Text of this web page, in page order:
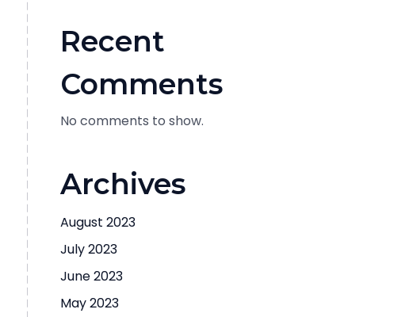
Recent
Comments
No comments to show.
Archives
August 2023
July 2023
June 2023
May 2023